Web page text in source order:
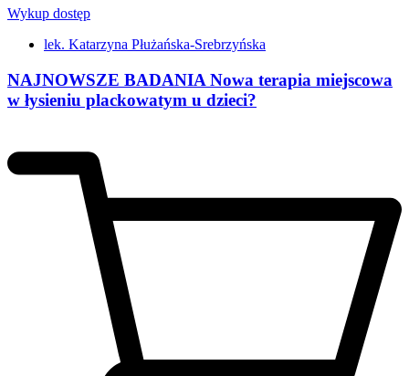
Wykup dostęp
lek. Katarzyna Płużańska-Srebrzyńska
NAJNOWSZE BADANIA Nowa terapia miejscowa
w łysieniu plackowatym u dzieci?